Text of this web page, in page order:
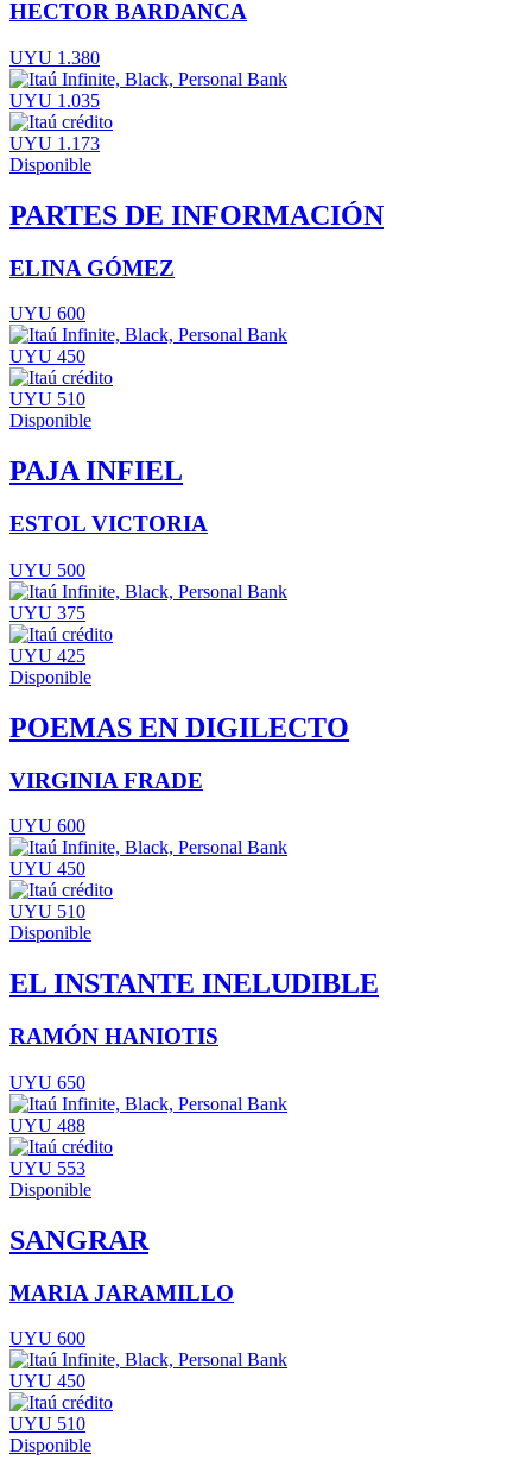
HECTOR BARDANCA
UYU 1.380
UYU 1.035
UYU 1.173
Disponible
PARTES DE INFORMACIÓN
ELINA GÓMEZ
UYU 600
UYU 450
UYU 510
Disponible
PAJA INFIEL
ESTOL VICTORIA
UYU 500
UYU 375
UYU 425
Disponible
POEMAS EN DIGILECTO
VIRGINIA FRADE
UYU 600
UYU 450
UYU 510
Disponible
EL INSTANTE INELUDIBLE
RAMÓN HANIOTIS
UYU 650
UYU 488
UYU 553
Disponible
SANGRAR
MARIA JARAMILLO
UYU 600
UYU 450
UYU 510
Disponible